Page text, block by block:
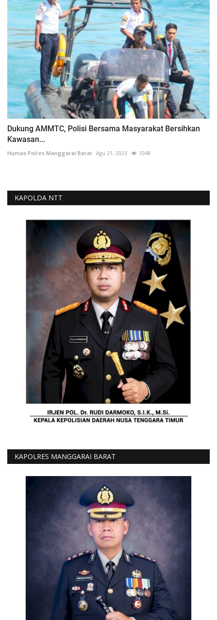
Dukung AMMTC, Polisi Bersama Masyarakat Bersihkan
Kawasan...
Humas Polres Manggarai Barat Agu 21, 2023 1048
KAPOLDA NTT
KAPOLRES MANGGARAI BARAT